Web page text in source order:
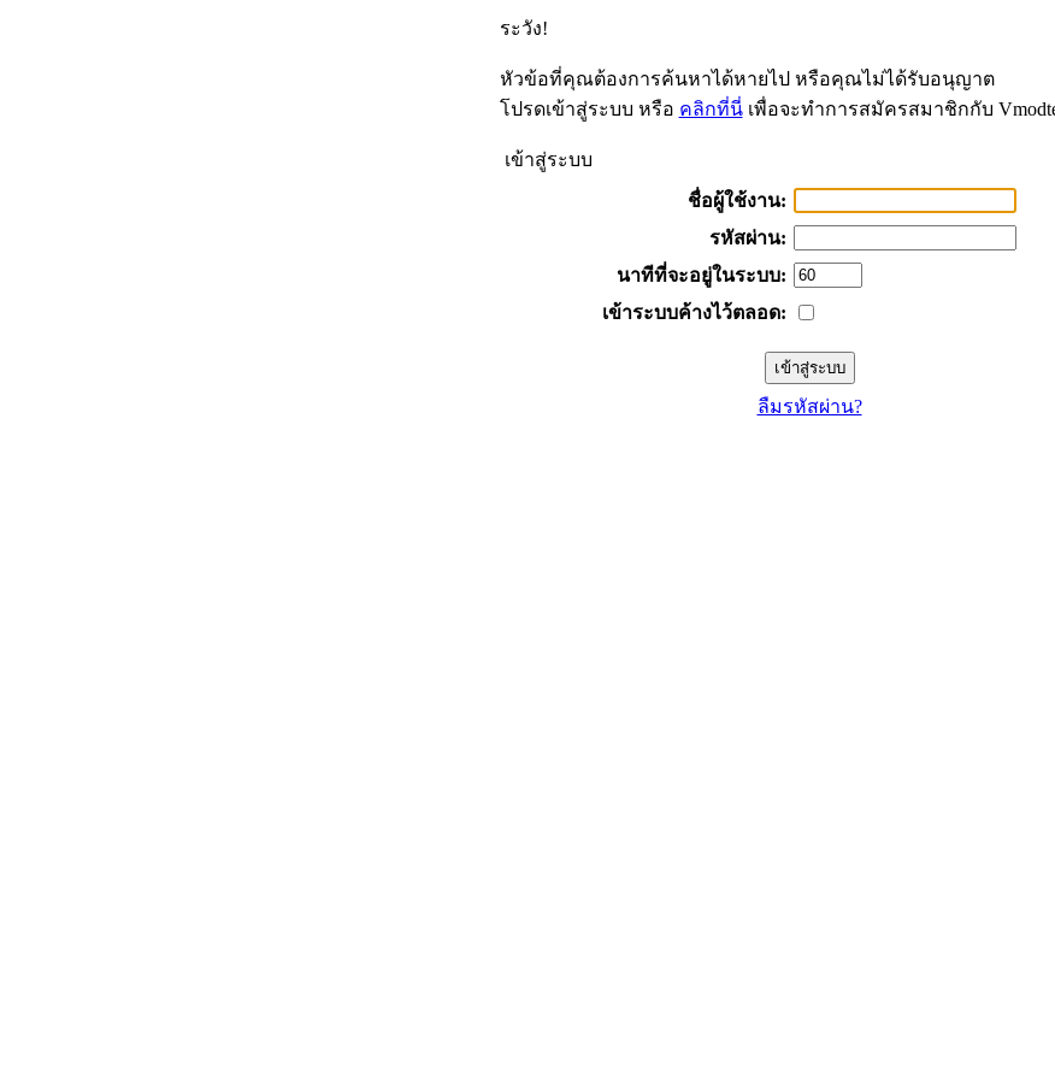
ระวัง!
หัวข้อที่คุณต้องการค้นหาได้หายไป หรือคุณไม่ได้รับอนุญาต
โปรดเข้าสู่ระบบ หรือ คลิกที่นี่เพื่อจะทำการสมัครสมาชิกกับ
เข้าสู่ระบบ
ชื่อผู้ใช้งาน:
รหัสผ่าน:
นาทีที่จะอยู่ในระบบ:
เข้าระบบค้างไว้ตลอด:
ลืมรหัสผ่าน?